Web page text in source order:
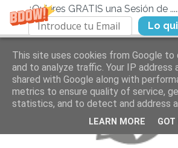
¿Quieres GRATIS una Sesión de
Lo
This site uses cookies from Google to
and to analyze traffic. Your IP address
shared with Google along with
metrics to ensure quality of service,
statistics, and to detect and address
LEARN MORE GOT